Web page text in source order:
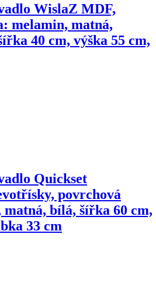
WislaZ MDF,
melamin, matná,
40 cm, výška 55 cm,
Quickset
povrchová
bílá, šířka 60 cm,
33 cm